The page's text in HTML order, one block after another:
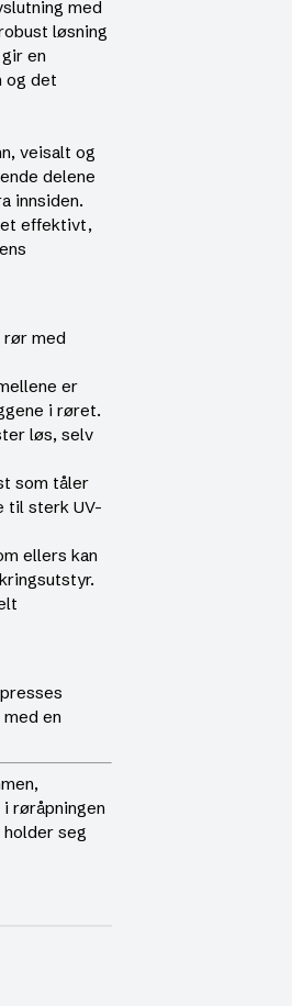
med
løsning
en
og det
veisalt og
delene
innsiden.
effektivt,
med
er
i røret.
løs, selv
som tåler
til sterk UV-
ellers kan
en
røråpningen
seg